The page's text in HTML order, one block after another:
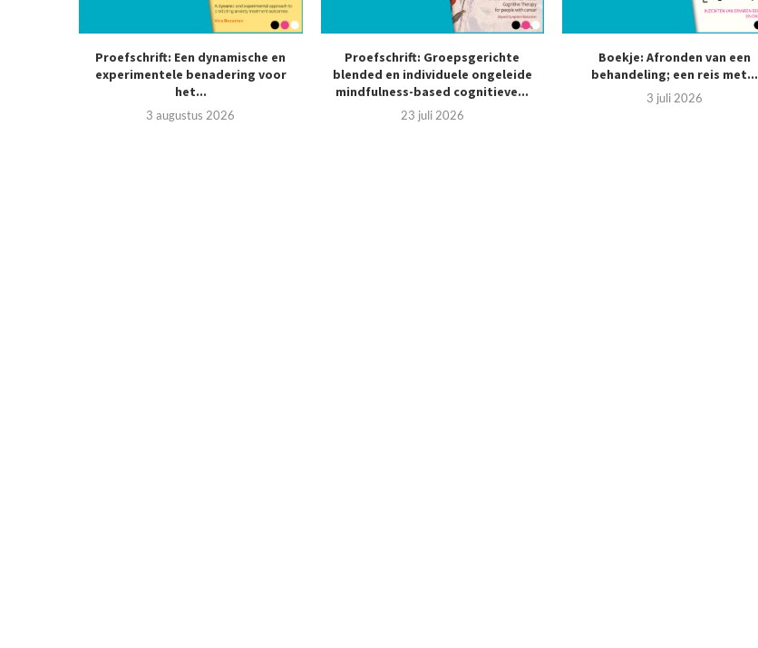
Proefschrift: Een dynamische en
experimentele benadering voor
het...
3 augustus 2026
Proefschrift: Groepsgerichte
blended en individuele ongeleide
mindfulness-based cognitieve...
23 juli 2026
Boekje: Afronden van een
behandeling; een reis met...
3 juli 2026